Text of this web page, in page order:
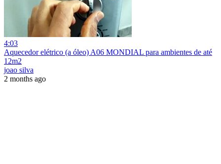
4:03
Aquecedor elétrico (a óleo) A06 MONDIAL para ambientes de até
12m2
joao silva
2 months ago